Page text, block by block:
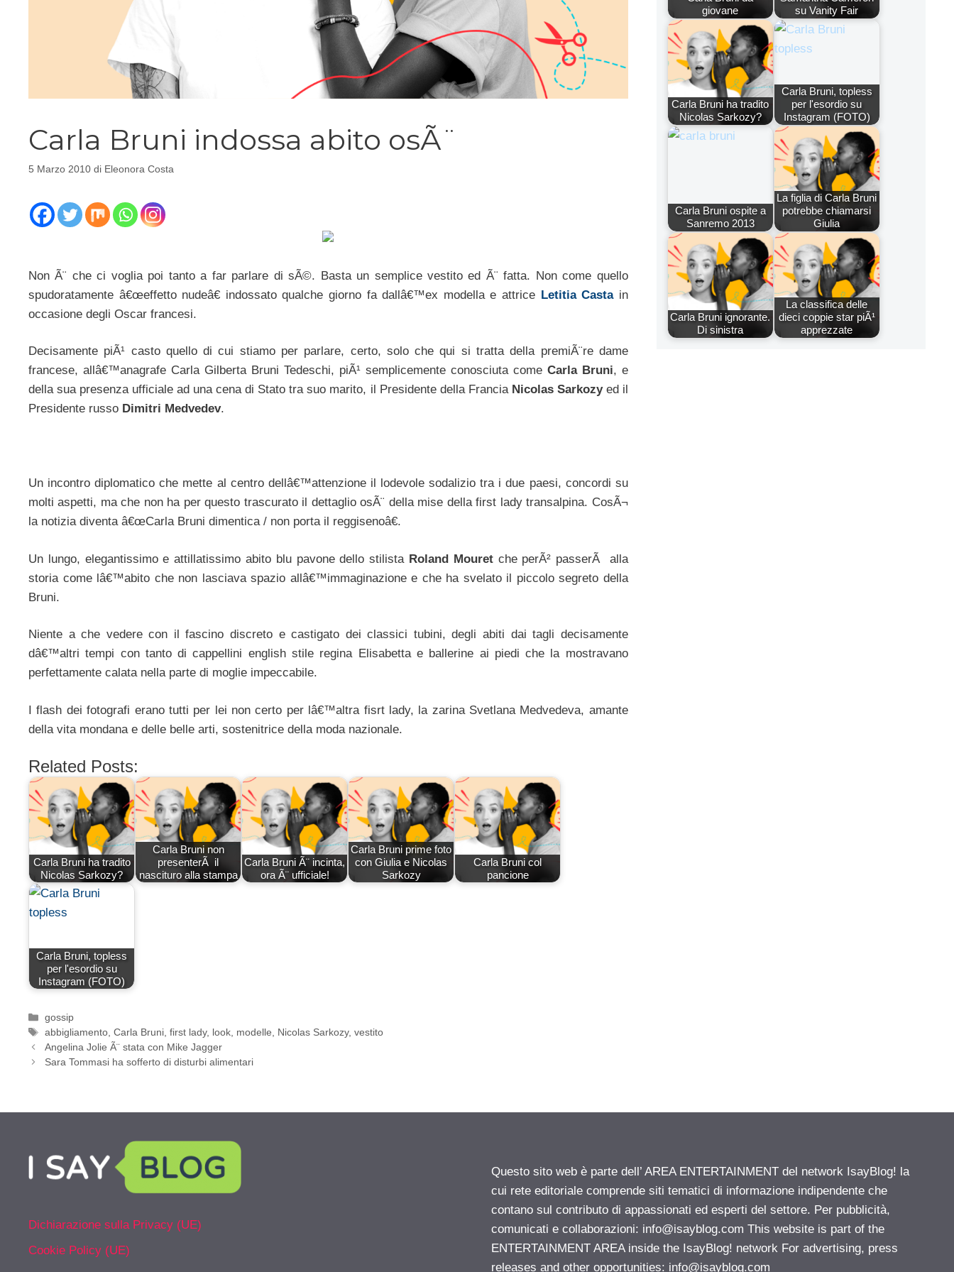
Carla Bruni indossa abito osÃ¨
5 Marzo 2010 di Eleonora Costa
Non Ã¨ che ci voglia poi tanto a far parlare di sÃ©. Basta un semplice vestito ed Ã¨ fatta. Non come quello
spudoratamente â€œeffetto nudeâ€ indossato qualche giorno fa dallâ€™ex modella e attrice Letitia Castain
occasione degli Oscar francesi.
Decisamente piÃ¹ casto quello di cui stiamo per parlare, certo, solo che qui si tratta della premiÃ¨re dame
francese, allâ€™anagrafe Carla Gilberta Bruni Tedeschi, piÃ¹ semplicemente conosciuta come Carla Bruni, e
della sua presenza ufficiale ad una cena di Stato tra suo marito, il Presidente della Francia Nicolas Sarkozyed il
Presidente russo Dimitri Medvedev.
Un incontro diplomatico che mette al centro dellâ€™attenzione il lodevole sodalizio tra i due paesi, concordi su
molti aspetti, ma che non ha per questo trascurato il dettaglio osÃ¨ della mise della first lady transalpina. CosÃ¬
la notizia diventa â€œCarla Bruni dimentica / non porta il reggisenoâ€.
Un lungo, elegantissimo e attillatissimo abito blu pavone dello stilista Roland Mouretche perÃ² passerÃ alla
storia come lâ€™abito che non lasciava spazio allâ€™immaginazione e che ha svelato il piccolo segreto della
Bruni.
Niente a che vedere con il fascino discreto e castigato dei classici tubini, degli abiti dai tagli decisamente
dâ€™altri tempi con tanto di cappellini english stile regina Elisabetta e ballerine ai piedi che la mostravano
perfettamente calata nella parte di moglie impeccabile.
I flash dei fotografi erano tutti per lei non certo per lâ€™altra fisrt lady, la zarina Svetlana Medvedeva, amante
della vita mondana e delle belle arti, sostenitrice della moda nazionale.
Related Posts:
Carla Bruni ha tradito
Nicolas Sarkozy?
Carla Bruni non
presenterÃ il
nascituro alla stampa
Carla Bruni Ã¨ incinta,
ora Ã¨ ufficiale!
Carla Bruni prime foto
con Giulia e Nicolas
Sarkozy
Carla Bruni col
pancione
Carla Bruni, topless
per l'esordio su
Instagram (FOTO)
Categorie
gossip
Tag
abbigliamento,Carla Bruni,first lady, look, modelle, Nicolas Sarkozy,vestito
Angelina Jolie Ã¨ stata con Mike Jagger
Sara Tommasi ha sofferto di disturbi alimentari
giovane
su Vanity Fair
Carla Bruni ha tradito
Nicolas Sarkozy?
Carla Bruni, topless
per l'esordio su
Instagram (FOTO)
Carla Bruni ospite a
Sanremo 2013
La figlia di Carla Bruni
potrebbe chiamarsi
Giulia
Carla Bruni ignorante.
Di sinistra
La classifica delle
dieci coppie star piÃ¹
apprezzate
Dichiarazione sulla Privacy (UE)
Cookie Policy (UE)
Questo sito web è parte dell’ AREA ENTERTAINMENT del network IsayBlog! la
cui rete editoriale comprende siti tematici di informazione indipendente che
contano sul contributo di appassionati ed esperti del settore. Per pubblicità,
comunicati e collaborazioni: info@isayblog.com This website is part of the
ENTERTAINMENT AREA inside the IsayBlog! network For advertising, press
releases and other opportunities: info@isayblog.com